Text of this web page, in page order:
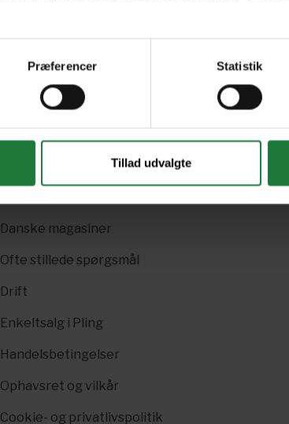
Præferencer Statistik
Tillad udvalgte
Nyt i Pling
Danske magasiner
Ofte stillede spørgsmål
Drift
Enkeltsalg i Pling
Handelsbetingelser
Ophavsret og vilkår
Cookie- og privatlivspolitik